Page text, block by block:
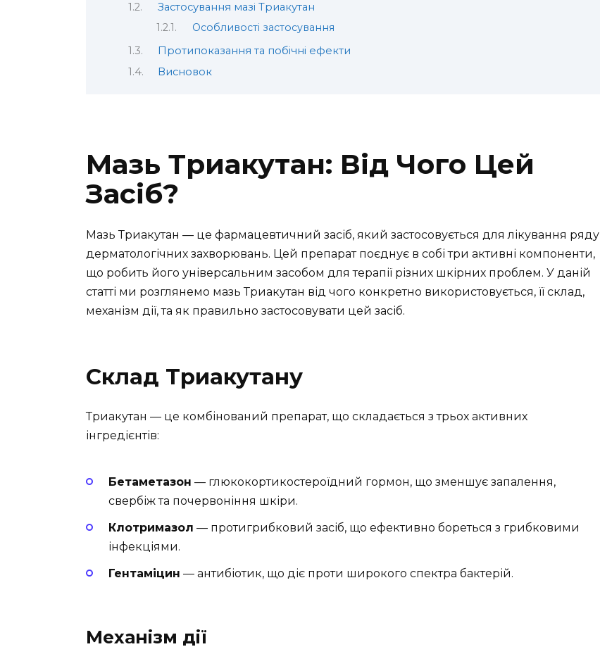
Застосування мазі Триакутан
Особливості застосування
Протипоказання та побічні ефекти
Висновок
Мазь Триакутан: Від Чого Цей
Засіб?
Мазь Триакутан — це фармацевтичний засіб, який застосовується для лікування ряду
дерматологічних захворювань. Цей препарат поєднує в собі три активні компоненти,
що робить його універсальним засобом для терапії різних шкірних проблем. У даній
статті ми розглянемо мазь Триакутан від чого конкретно використовується, її склад,
механізм дії, та як правильно застосовувати цей засіб.
Склад Триакутану
Триакутан — це комбінований препарат, що складається з трьох активних
інгредієнтів:
Бетаметазон — глюкокортикостероїдний гормон, що зменшує запалення,
свербіж та почервоніння шкіри.
Клотримазол — протигрибковий засіб, що ефективно бореться з грибковими
інфекціями.
Гентаміцин — антибіотик, що діє проти широкого спектра бактерій.
Механізм дії